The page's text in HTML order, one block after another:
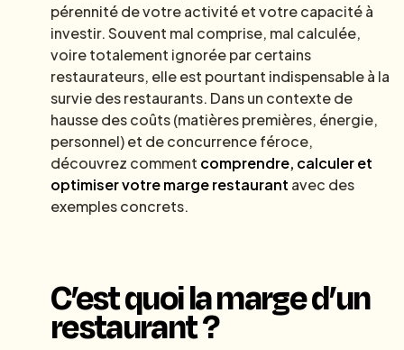
pérennité de votre activité et votre capacité à
investir. Souvent mal comprise, mal calculée,
voire totalement ignorée par certains
restaurateurs, elle est pourtant indispensable à la
survie des restaurants. Dans un contexte de
hausse des coûts (matières premières, énergie,
personnel) et de concurrence féroce,
découvrez comment comprendre, calculer et
optimiser votre marge restaurant avec des
exemples concrets.
C’est quoi la marge d’un
restaurant ?